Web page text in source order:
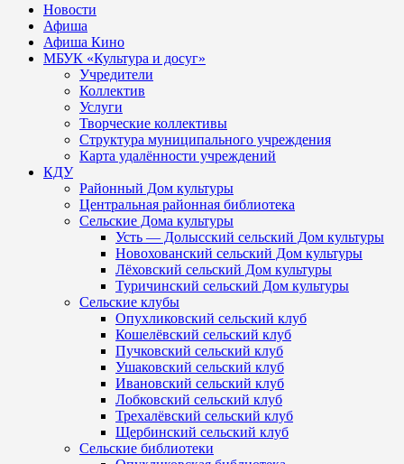
Новости
Афиша
Афиша Кино
МБУК «Культура и досуг»
Учредители
Коллектив
Услуги
Творческие коллективы
Структура муниципального учреждения
Карта удалённости учреждений
КДУ
Районный Дом культуры
Центральная районная библиотека
Сельские Дома культуры
Усть — Долысский сельский Дом культуры
Новохованский сельский Дом культуры
Лёховский сельский Дом культуры
Туричинский сельский Дом культуры
Сельские клубы
Опухликовский сельский клуб
Кошелёвский сельский клуб
Пучковский сельский клуб
Ушаковский сельский клуб
Ивановский сельский клуб
Лобковский сельский клуб
Трехалёвский сельский клуб
Щербинский сельский клуб
Сельские библиотеки